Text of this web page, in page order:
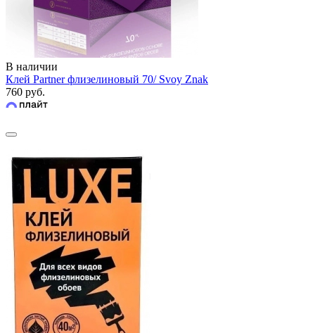
В наличии
Клей Partner флизелиновый 70/ Svoy Znak
760 руб.